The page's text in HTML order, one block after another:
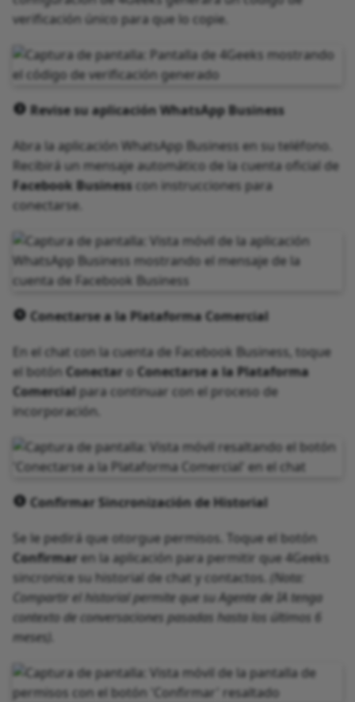
verificación único para que lo copie.
Revise su aplicación WhatsApp Business
Abra la aplicación WhatsApp Business en su teléfono.
Recibirá un mensaje automático de la cuenta oficial de
Facebook Business con instrucciones para
conectarse.
Conectarse a la Plataforma Comercial
En el chat con la cuenta de Facebook Business, toque
el botón Conectar o Conectarse a la Plataforma
Comercial para continuar con el proceso de
incorporación.
Confirmar Sincronización de Historial
Se le pedirá que otorgue permisos. Toque el botón
Confirmar en la aplicación para permitir que 4Geeks
sincronice su historial de chat y contactos.
(Nota:
Compartir el historial permite que su Agente de IA tenga
contexto de conversaciones pasadas hasta los últimos 6
meses).